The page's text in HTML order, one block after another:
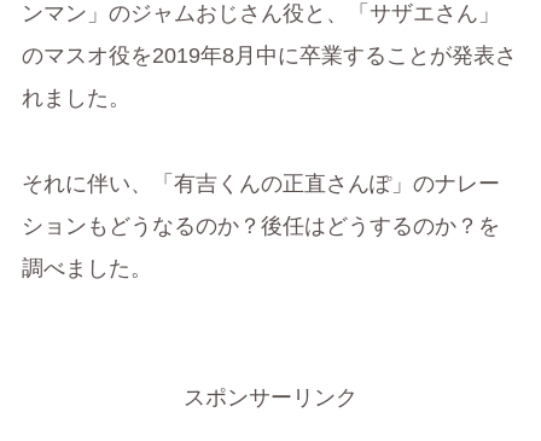
ンマン」のジャムおじさん役と、「サザエさん」
のマスオ役を2019年8月中に卒業することが発表さ
れました。
それに伴い、「有吉くんの正直さんぽ」のナレー
ションもどうなるのか？後任はどうするのか？を
調べました。
スポンサーリンク